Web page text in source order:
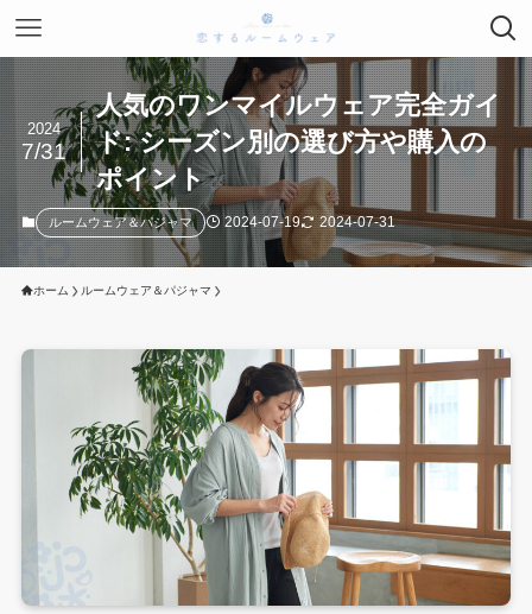
人気のワンマイルウェア完全ガイ
ド: シーズン別の選び方や購入の
ポイント
2024
7/31
ルームウェア＆パジャマ 2024-07-19 2024-07-31
ホーム ルームウェア＆パジャマ